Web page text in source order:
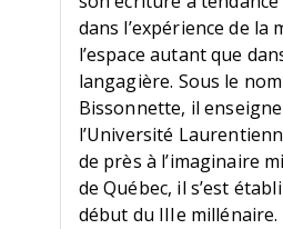
dans l’expérience de la
l’espace autant que
langagière. Sous le
Bissonnette, il
l’Université
de près à l’imaginaire
de Québec, il s’est
début du IIIe millénaire.